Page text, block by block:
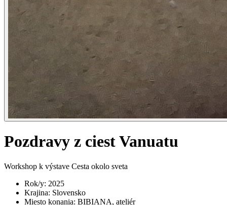
Pozdravy z ciest Vanuatu
Workshop k výstave Cesta okolo sveta
Rok/y: 2025
Krajina: Slovensko
Miesto konania: BIBIANA, ateliér